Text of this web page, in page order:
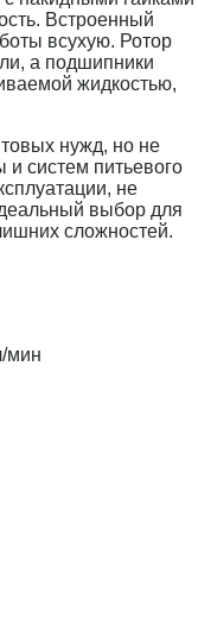
Встроенный
всухую. Ротор
а подшипники
жидкостью,
нужд, но не
и систем питьевого
не
выбор для
сложностей.
мин